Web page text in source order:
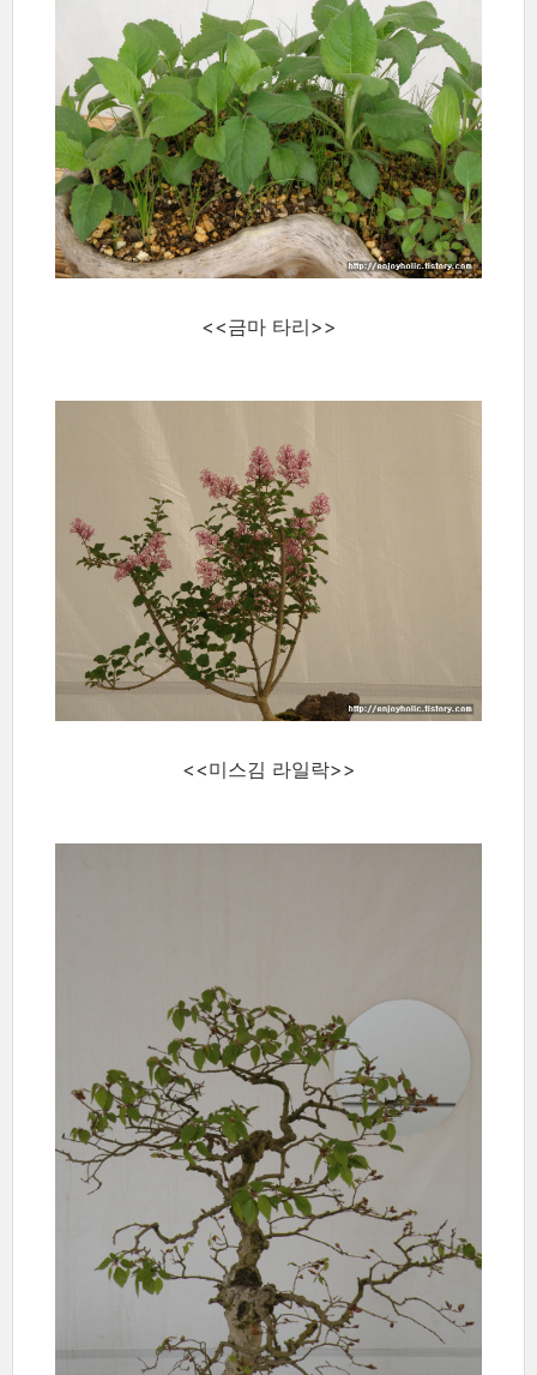
<<금마 타리>>
<<미스김 라일락>>